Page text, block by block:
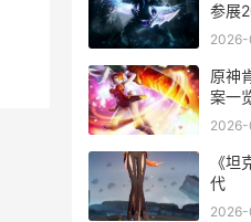
参展
原神
案一
片
《
代